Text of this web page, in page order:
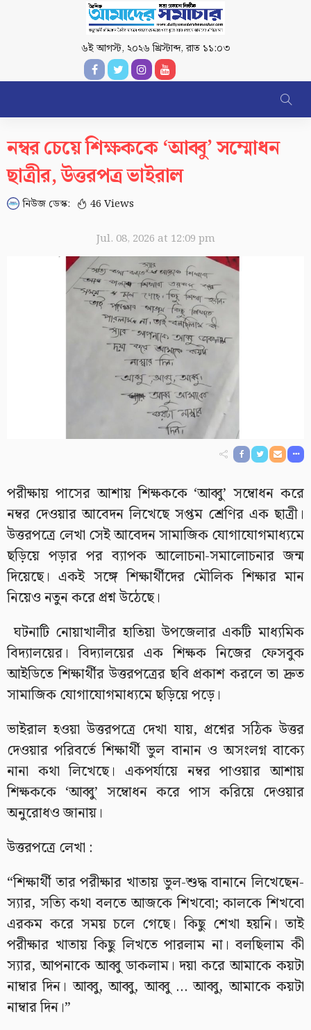
৬ই আগস্ট, ২০২৬ খ্রিস্টাব্দ,রাত ১১:০৩
নম্বর চেয়ে শিক্ষককে ‘আব্বু’ সম্মোধন
ছাত্রীর, উত্তরপত্র ভাইরাল
নিউজ ডেস্ক: 46 Views
Jul. 08, 2026 at 12:09 pm
পরীক্ষায় পাসের আশায় শিক্ষককে ‘আব্বু’ সম্বোধন করে
নম্বর দেওয়ার আবেদন লিখেছে সপ্তম শ্রেণির এক ছাত্রী।
উত্তরপত্রে লেখা সেই আবেদন সামাজিক যোগাযোগমাধ্যমে
ছড়িয়ে পড়ার পর ব্যাপক আলোচনা-সমালোচনার জন্ম
দিয়েছে। একই সঙ্গে শিক্ষার্থীদের মৌলিক শিক্ষার মান
নিয়েও নতুন করে প্রশ্ন উঠেছে।
ঘটনাটি নোয়াখালীর হাতিয়া উপজেলার একটি মাধ্যমিক
বিদ্যালয়ের। বিদ্যালয়ের এক শিক্ষক নিজের ফেসবুক
আইডিতে শিক্ষার্থীর উত্তরপত্রের ছবি প্রকাশ করলে তা দ্রুত
সামাজিক যোগাযোগমাধ্যমে ছড়িয়ে পড়ে।
ভাইরাল হওয়া উত্তরপত্রে দেখা যায়, প্রশ্নের সঠিক উত্তর
দেওয়ার পরিবর্তে শিক্ষার্থী ভুল বানান ও অসংলগ্ন বাক্যে
নানা কথা লিখেছে। একপর্যায়ে নম্বর পাওয়ার আশায়
শিক্ষককে ‘আব্বু’ সম্বোধন করে পাস করিয়ে দেওয়ার
অনুরোধও জানায়।
উত্তরপত্রে লেখা :
“শিক্ষার্থী তার পরীক্ষার খাতায় ভুল-শুদ্ধ বানানে লিখেছেন-
স্যার, সত্যি কথা বলতে আজকে শিখবো; কালকে শিখবো
এরকম করে সময় চলে গেছে। কিছু শেখা হয়নি। তাই
পরীক্ষার খাতায় কিছু লিখতে পারলাম না। বলছিলাম কী
স্যার, আপনাকে আব্বু ডাকলাম। দয়া করে আমাকে কয়টা
নাম্বার দিন। আব্বু, আব্বু, আব্বু … আব্বু, আমাকে কয়টা
নাম্বার দিন।”